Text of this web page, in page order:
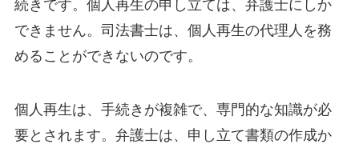
続きです。個人再生の申し立ては、弁護士にしか
できません。司法書士は、個人再生の代理人を務
めることができないのです。
個人再生は、手続きが複雑で、専門的な知識が必
要とされます。弁護士は、申し立て書類の作成か